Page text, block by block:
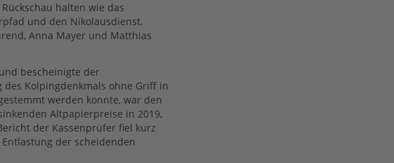
halten wie das
und den Nikolausdienst.
Anna Mayer und Matthias
bescheinigte der
Kolpingdenkmals ohne Griff in
werden konnte, war den
Altpapierpreise in 2019,
der Kassenprüfer fiel kurz
der scheidenden